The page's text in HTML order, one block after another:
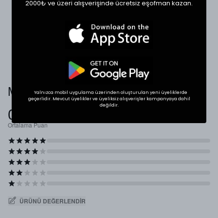
dolabınızdaki beğendiğiniz bir ürünün ölçülerini alıp
* Ölçülerde +1/-1 cm farklılık olabilir.
Müşteri Yorumları
0.0
Ortalama Puan
ÜRÜNÜ DEĞERLENDIR
2000₺ ve üzeri alışverişinde ücretsiz eşofman kazan.
Yalnızca mobil uygulama üzerinden oluşturulan yeni üyeliklerde
geçerlidir. Mevcut üyelikler ve üyeliksiz alışverişler kampanyaya dahil
değildir.